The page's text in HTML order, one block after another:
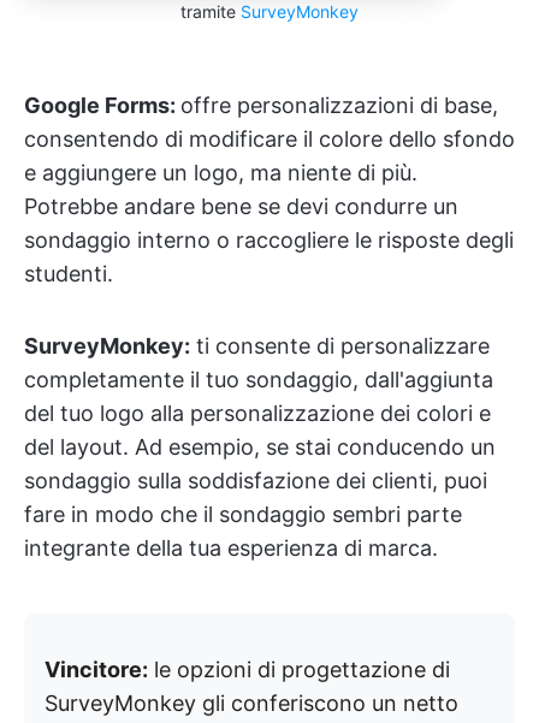
tramite SurveyMonkey
Google Forms: offre personalizzazioni di base,
consentendo di modificare il colore dello sfondo
e aggiungere un logo, ma niente di più.
Potrebbe andare bene se devi condurre un
sondaggio interno o raccogliere le risposte degli
studenti.
SurveyMonkey: ti consente di personalizzare
completamente il tuo sondaggio, dall'aggiunta
del tuo logo alla personalizzazione dei colori e
del layout. Ad esempio, se stai conducendo un
sondaggio sulla soddisfazione dei clienti, puoi
fare in modo che il sondaggio sembri parte
integrante della tua esperienza di marca.
Vincitore: le opzioni di progettazione di
SurveyMonkey gli conferiscono un netto